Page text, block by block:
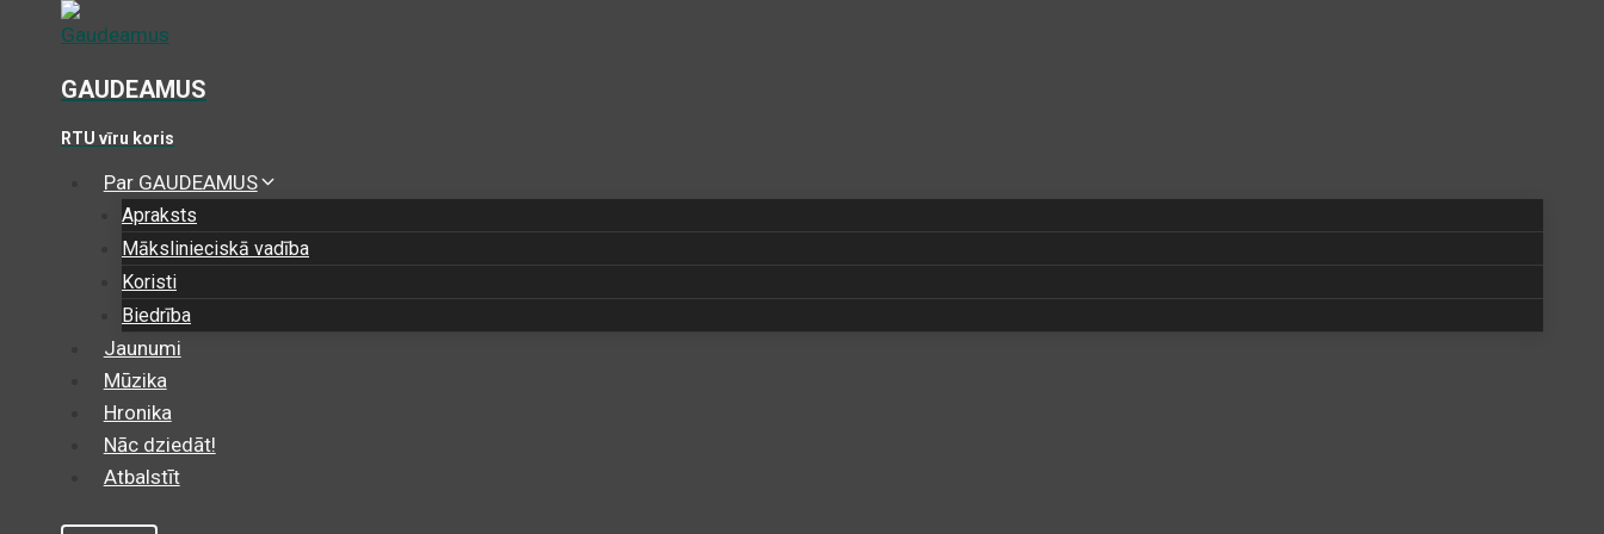
contentGAUDEAMUS
RTU vīru koris
Par GAUDEAMUS
Apraksts
Mākslinieciskā vadība
Koristi
Biedrība
Jaunumi
Mūzika
Hronika
Nāc dziedāt!
Atbalstīt